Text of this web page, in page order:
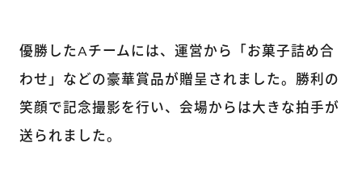
優勝したAチームには、運営から「お菓子詰め合
わせ」などの豪華賞品が贈呈されました。勝利の
笑顔で記念撮影を行い、会場からは大きな拍手が
送られました。